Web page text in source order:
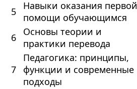
5
Навыки оказания первой
помощи обучающимся
6
Основы теории и
практики перевода
7
Педагогика: принципы,
функции и современные
подходы